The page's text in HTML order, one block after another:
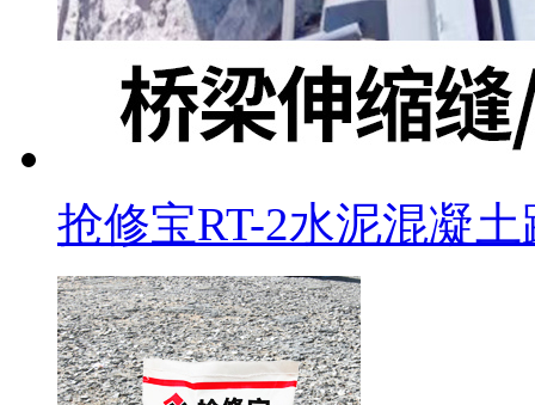
抢修宝RT-2水泥混凝